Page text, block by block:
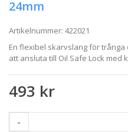
24mm
Artikelnummer: 422021
En flexibel skarvslang för
att ansluta till Oil Safe Lock med
493 kr
-